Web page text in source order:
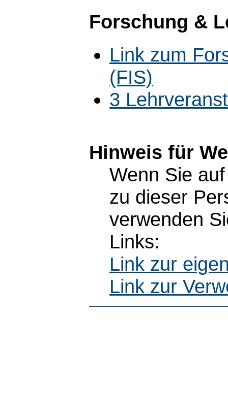
Forschung &
Link zum
(FIS)
3
Hinweis für
Wenn Sie
zu dieser
verwenden
Links:
Link zur
Link zur